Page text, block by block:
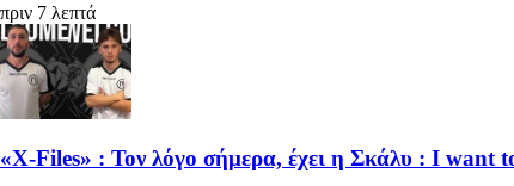
πριν 7 λεπτά
«X-Files» : Τον λόγο σήμερα, έχει η Σκάλυ : I